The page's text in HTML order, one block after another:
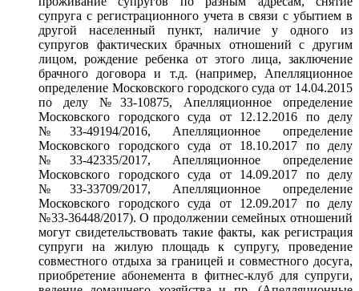
супруга с регистрационного учета в связи с убытием в
другой населенный пункт, наличие у одного из
супругов фактических брачных отношений с другим
лицом, рождение ребенка от этого лица, заключение
брачного договора и т.д. (например, Апелляционное
определение Московского городского суда от 14.04.2015
по делу №33-10875, Апелляционное определение
Московского городского суда от 12.12.2016 по делу
№33-49194/2016, Апелляционное определение
Московского городского суда от 18.10.2017 по делу
№33-42335/2017, Апелляционное определение
Московского городского суда от 14.09.2017 по делу
№33-33709/2017, Апелляционное определение
Московского городского суда от 12.09.2017 по делу
№33-36448/2017). О продолжении семейных отношений
могут свидетельствовать такие факты, как регистрация
супруги на жилую площадь к супругу, проведение
совместного отдыха за границей и совместного досуга,
приобретение абонемента в фитнес-клуб для супруги,